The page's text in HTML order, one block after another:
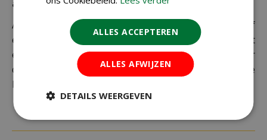
adres
Als je je pakket niet ophaalt bij een PostNL-punt of
een verkeerd afleveradres invult, zijn wij genoodzaakt
extra kosten in rekening te brengen. Controleer
daarom altijd goed je adresgegevens voordat je je
bestelling plaatst.
ALLES ACCEPTEREN
ALLES AFWIJZEN
DETAILS WEERGEVEN